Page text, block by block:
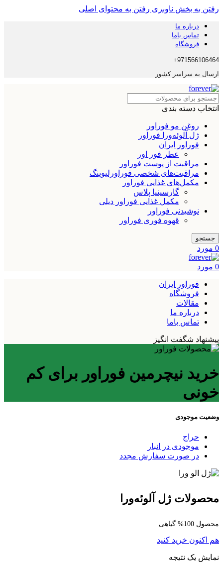
رفتن به بخش ناوبری رفتن به محتوای اصلی
درباره ما
تماس باما
فروشگاه
971566106464+
ارسال به سراسر کشور
انتخاب دسته بندی
روغن مو فوراور
ژل آلوئه‌ورا فوراور
فوراور ایران
عطر فور اور
مراقبت از پوست فوراور
مراقبت‌های شخصی فوراورلیوینگ
مکمل‌های غذایی فوراور
گارسینیا پلاس
مکمل غذایی فوراور دیلی
نوشیدنی فوراور
قهوه فوری فوراور
جستجو
0 مورد
0 مورد
فوراور ایران
فروشگاه
مقالات
درباره ما
تماس باما
پیشنهاد شگفت انگیز
خرید نیچرمین فوراور برای کم
خونی
وضعیت موجودی
حراج
موجودی در انبار
در صورت سفارش مجدد
محصولات ژل آلوئه‌ورا
محصول 100% گیاهی
هم اکنون خرید کنید
نمایش یک نتیجه